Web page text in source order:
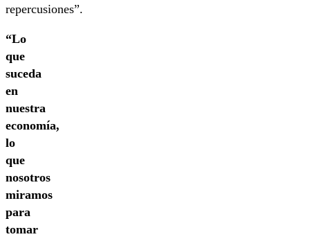
repercusiones”.
“Lo
que
suceda
en
nuestra
economía,
lo
que
nosotros
miramos
para
tomar